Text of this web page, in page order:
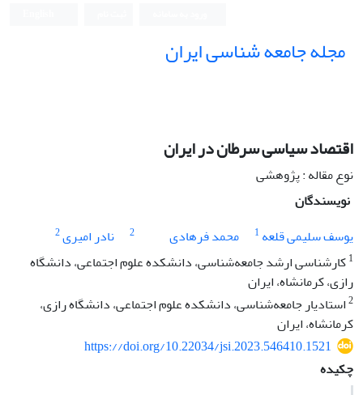
مجله جامعه شناسی ایران
اقتصاد سیاسی سرطان در ایران
نوع مقاله : پژوهشی
نویسندگان
یوسف سلیمی قلعه 1 محمد فرهادی 2 نادر امیری2
1کارشناسی ارشد جامعه‌شناسی، دانشکده علوم اجتماعی، دانشگاه
رازی، کرمانشاه، ایران
2استادیار جامعه‌شناسی، دانشکده علوم اجتماعی، دانشگاه رازی،
کرمانشاه، ایران
https://doi.org/10.22034/jsi.2023.546410.1521
چکیده